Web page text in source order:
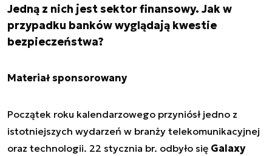
Jedną z nich jest sektor finansowy. Jak w
przypadku banków wyglądają kwestie
bezpieczeństwa?
Materiał sponsorowany
Początek roku kalendarzowego przyniósł jedno z
istotniejszych wydarzeń w branży telekomunikacyjnej
oraz technologii. 22 stycznia br. odbyło się Galaxy